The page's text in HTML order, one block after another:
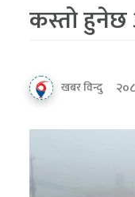
कस्तो
खबर विन्दु